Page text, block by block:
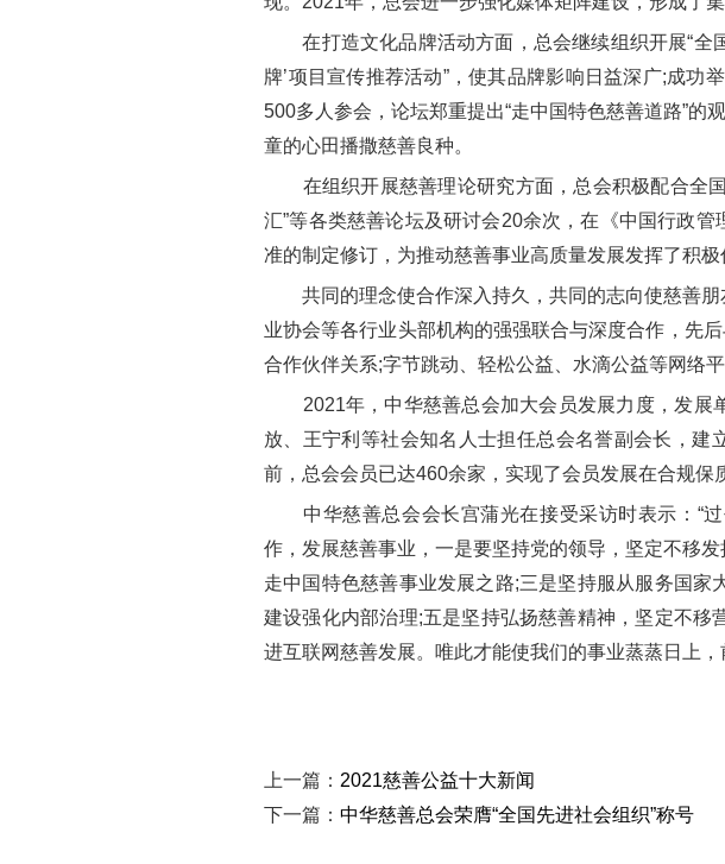
在打造文化品牌活动方面，总会继续组织开展“全
牌’项目宣传推荐活动”，使其品牌影响日益深广;成功
500多人参会，论坛郑重提出“走中国特色慈善道路”的
童的心田播撒慈善良种。
在组织开展慈善理论研究方面，总会积极配合全国
汇”等各类慈善论坛及研讨会20余次，在《中国行政
准的制定修订，为推动慈善事业高质量发展发挥了积极
共同的理念使合作深入持久，共同的志向使慈善朋
业协会等各行业头部机构的强强联合与深度合作，先
合作伙伴关系;字节跳动、轻松公益、水滴公益等网络
2021年，中华慈善总会加大会员发展力度，发展
放、王宁利等社会知名人士担任总会名誉副会长，建
前，总会会员已达460余家，实现了会员发展在合规保
中华慈善总会会长宫蒲光在接受采访时表示：“过
作，发展慈善事业，一是要坚持党的领导，坚定不移
走中国特色慈善事业发展之路;三是坚持服从服务国
建设强化内部治理;五是坚持弘扬慈善精神，坚定不
进互联网慈善发展。唯此才能使我们的事业蒸蒸日上，
上一篇： 2021慈善公益十大新闻
下一篇： 中华慈善总会荣膺“全国先进社会组织”称号